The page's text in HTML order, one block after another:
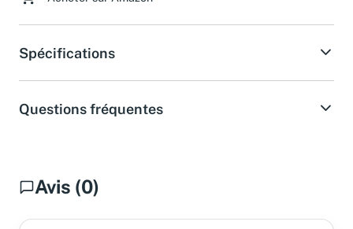
Spécifications
Questions fréquentes
Avis (0)